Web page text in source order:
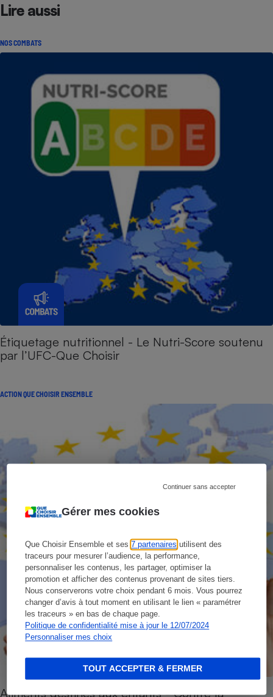
Gérer mes cookies
Que Choisir Ensemble et ses7 partenaires utilisent des
traceurs pour mesurer l’audience, la performance,
personnaliser les contenus, les partager, optimiser la
promotion et afficher des contenus provenant de sites tiers.
Nous conserverons votre choix pendant 6 mois. Vous pourrez
changer d’avis à tout moment en utilisant le lien « paramétrer
les traceurs » en bas de chaque page.
Politique de confidentialité mise à jour le 12/07/2024
Personnaliser mes choix
Continuer sans accepter
TOUT ACCEPTER & FERMER
Lire aussi
NOS COMBATS
Étiquetage nutritionnel - Le Nutri-Score soutenu
par l’UFC-Que Choisir
ACTION QUE CHOISIR ENSEMBLE
Aliments destinés aux enfants - Contre la